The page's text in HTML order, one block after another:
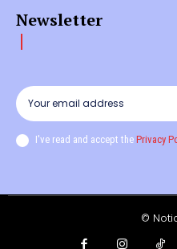
Newsletter
I've read and accept the Privacy
©